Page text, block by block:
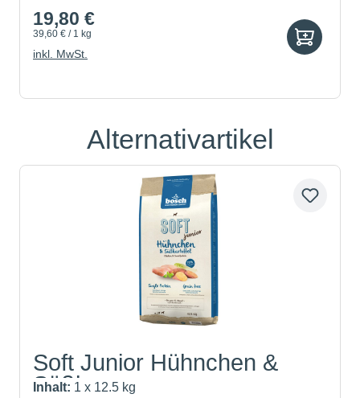
19,80 €
39,60 € / 1 kg
inkl. MwSt.
Produktgalerie überspringen
Alternativartikel
Soft Junior Hühnchen &
Süßk...
Inhalt: 1 x 12.5 kg